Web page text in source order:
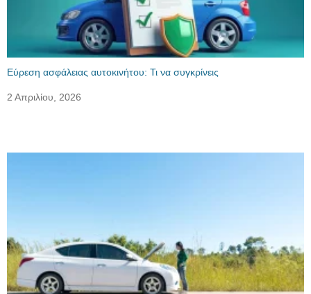
Εύρεση ασφάλειας αυτοκινήτου: Τι να συγκρίνεις
2 Απριλίου, 2026